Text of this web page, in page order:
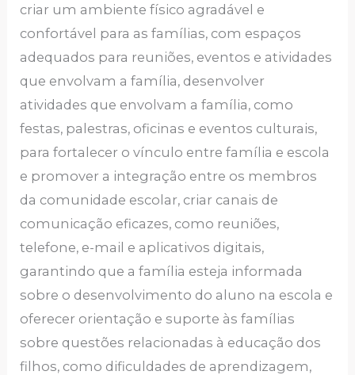
criar um ambiente físico agradável e
confortável para as famílias, com espaços
adequados para reuniões, eventos e atividades
que envolvam a família, desenvolver
atividades que envolvam a família, como
festas, palestras, oficinas e eventos culturais,
para fortalecer o vínculo entre família e escola
e promover a integração entre os membros
da comunidade escolar, criar canais de
comunicação eficazes, como reuniões,
telefone, e-mail e aplicativos digitais,
garantindo que a família esteja informada
sobre o desenvolvimento do aluno na escola e
oferecer orientação e suporte às famílias
sobre questões relacionadas à educação dos
filhos, como dificuldades de aprendizagem,